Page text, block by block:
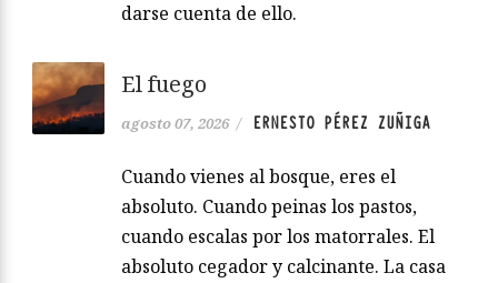
darse cuenta de ello.
El fuego
agosto 07, 2026 / ERNESTO PÉREZ ZUÑIGA
Cuando vienes al bosque, eres el
absoluto. Cuando peinas los pastos,
cuando escalas por los matorrales. El
absoluto cegador y calcinante. La casa